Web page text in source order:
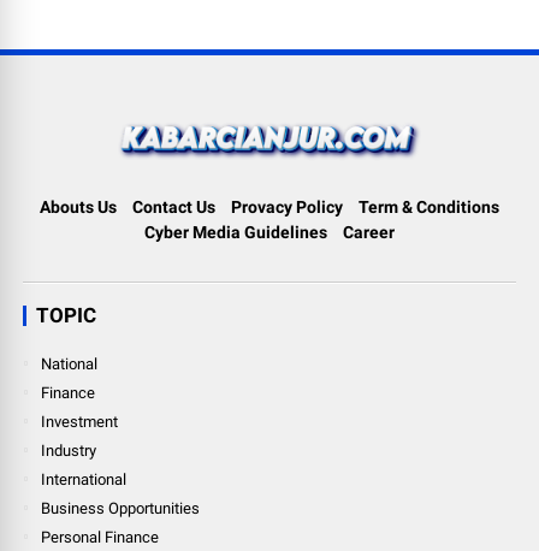
Abouts Us Contact Us Provacy Policy
Term & Conditions
Cyber Media Guidelines
Career
TOPIC
National
Finance
Investment
Industry
International
Business Opportunities
Personal Finance